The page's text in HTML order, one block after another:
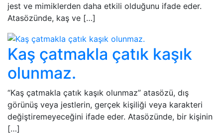
jest ve mimiklerden daha etkili olduğunu ifade eder.
Atasözünde, kaş ve […]
Kaş çatmakla çatık kaşık
olunmaz.
“Kaş çatmakla çatık kaşık olunmaz” atasözü, dış
görünüş veya jestlerin, gerçek kişiliği veya karakteri
değiştiremeyeceğini ifade eder. Atasözünde, bir kişinin
[…]